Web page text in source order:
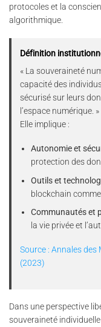
protocoles et la
algorithmique.
Définition
« La souveraineté
capacité des
sécurisé sur leurs
l’espace numérique. »
Elle implique :
Autonomie et
protection des
Outils et
blockchain
Communautés et
la vie privée et
Source : Annales des
(2023)
Dans une perspective
souveraineté